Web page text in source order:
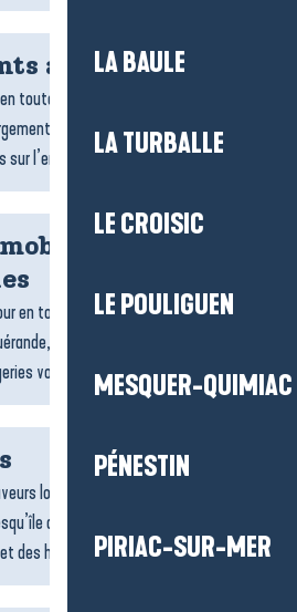
LA BAULE
LA TURBALLE
LE CROISIC
LE POULIGUEN
MESQUER-QUIMIAC
PÉNESTIN
PIRIAC-SUR-MER
accessibles
toute tranquillité, on vous propose
accessibles aux personnes à
l’ensemble du...
et
en toute sérénité sur la destination
les agences de locations
vous accompagnent dans...
locales ? Les producteurs de la
de Guérande vous invitent à
des hommes passionnés,...